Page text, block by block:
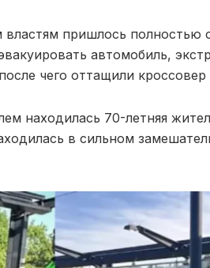
пришлось полностью
автомобиль,
чего оттащили кроссовер
находилась 70-летняя
в сильном